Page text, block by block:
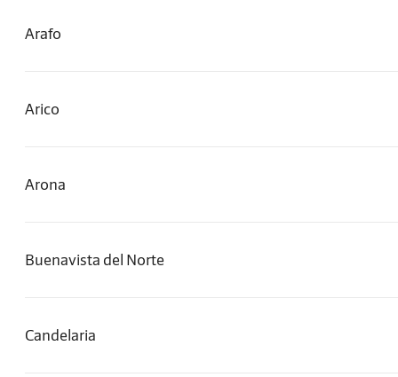
Arafo
Arico
Arona
Buenavista del Norte
Candelaria